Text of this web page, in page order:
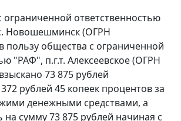
ограниченной ответственностью
Новошешминск (ОГРН
пользу общества с ограниченной
"РАФ", п.г.т. Алексеевское (ОГРН
73 875 рублей
рублей 45 копеек процентов за
денежными средствами, а
на сумму 73 875 рублей начиная с